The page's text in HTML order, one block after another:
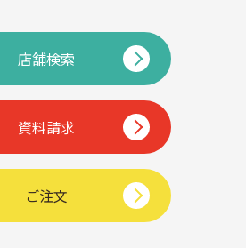
店舗検索
資料請求
ご注文